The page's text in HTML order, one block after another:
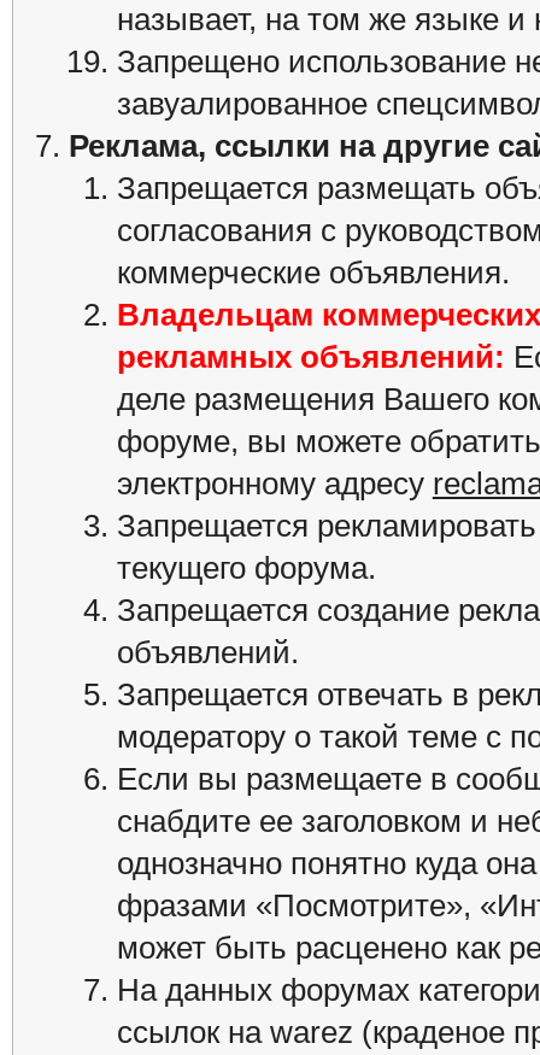
называет, на том же языке
Запрещено использование
завуалированное
Реклама, ссылки на другие
Запрещается размещать
согласования с
коммерческие объявления.
Владельцам
рекламных объявлений:
деле размещения Вашего
форуме, вы можете
электронному адресу
Запрещается
текущего форума.
Запрещается создание
объявлений.
Запрещается отвечать в
модератору о такой теме с
Если вы размещаете в
снабдите ее заголовком и
однозначно понятно куда
фразами «Посмотрите»,
может быть расценено как
На данных форумах
ссылок на warez (краденое